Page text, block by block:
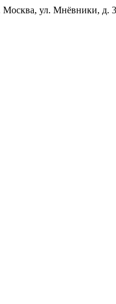
ул. Мнёвники, д.